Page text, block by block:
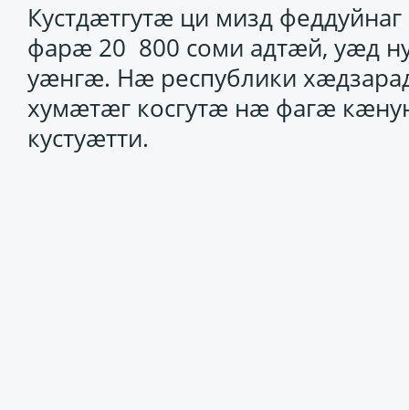
Кустдæтгутæ ци мизд
фарæ 20 800 соми адтæй, уæд
уæнгæ. Нæ республики
хумæтæг косгутæ нæ фагæ
кустуæтти.